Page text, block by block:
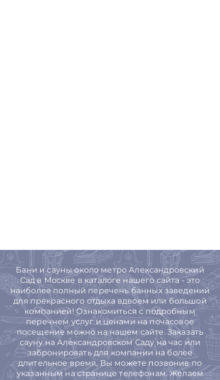
Бани и сауны около метро Александровский
Сад в Москве в каталоге нашего сайта - это
наиболее полный перечень банных заведений
для прекрасного отдыха вдвоем или большой
компанией! Ознакомиться с подробным
перечнем услуг и ценами на почасовое
посещение можно на нашем сайте. Заказать
сауну на Александровском Саду на час или
забронировать для компании на более
длительное время, Вы можете позвонив по
указанным на странице телефонам. Желаем